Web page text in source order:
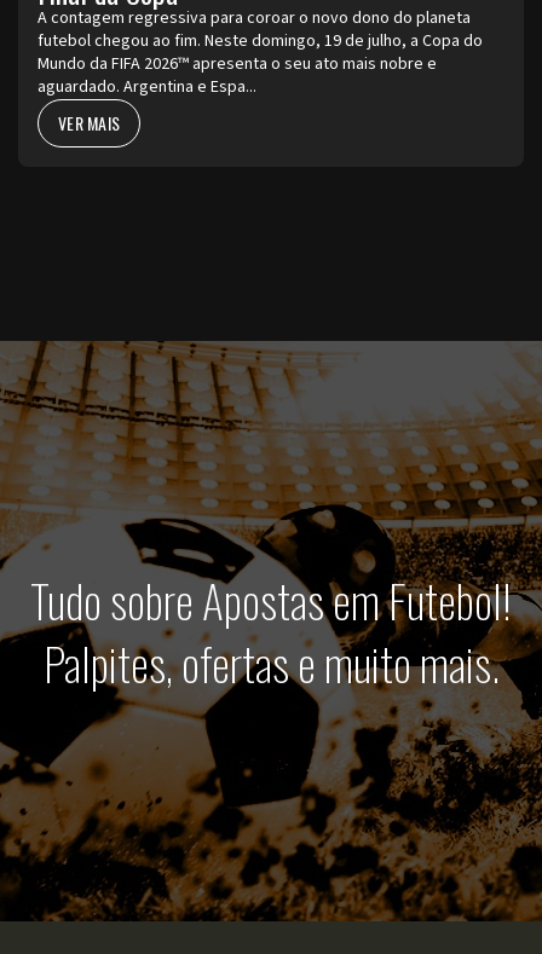
A contagem regressiva para coroar o novo dono do planeta
futebol chegou ao fim. Neste domingo, 19 de julho, a Copa do
Mundo da FIFA 2026™ apresenta o seu ato mais nobre e
aguardado. Argentina e Espa...
VER MAIS
Tudo sobre Apostas em Futebol!
Palpites, ofertas e muito mais.